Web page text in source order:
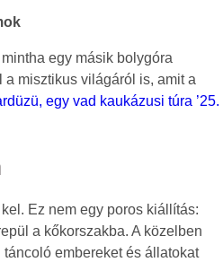
egy másik bolygóra
misztikus világáról is, amit a
egy vad kaukázusi túra ’25.
Ez nem egy poros kiállítás:
a kőkorszakba. A közelben
embereket és állatokat